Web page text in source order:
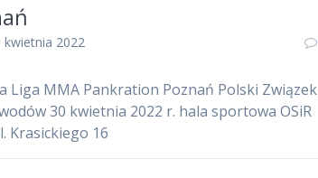
kwietnia 2022
Liga MMA Pankration Poznań Polski Związek
30 kwietnia 2022 r. hala sportowa OSiR
Krasickiego 16